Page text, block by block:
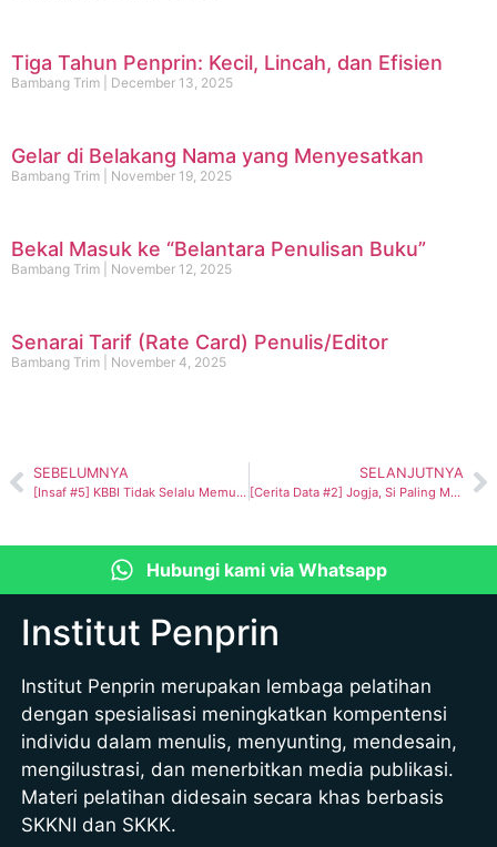
Tiga Tahun Penprin: Kecil, Lincah, dan Efisien
Bambang Trim December 13, 2025
Gelar di Belakang Nama yang Menyesatkan
Bambang Trim November 19, 2025
Bekal Masuk ke “Belantara Penulisan Buku”
Bambang Trim November 12, 2025
Senarai Tarif (Rate Card) Penulis/Editor
Bambang Trim November 4, 2025
SEBELUMNYA
[Insaf #5] KBBI Tidak Selalu Memuat Kata Baku
SELANJUTNYA
[Cerita Data #2] Jogja, Si Paling Membaca Buku
Hubungi kami via Whatsapp
Institut Penprin
Institut Penprin merupakan lembaga pelatihan
dengan spesialisasi meningkatkan kompentensi
individu dalam menulis, menyunting, mendesain,
mengilustrasi, dan menerbitkan media publikasi.
Materi pelatihan didesain secara khas berbasis
SKKNI dan SKKK.